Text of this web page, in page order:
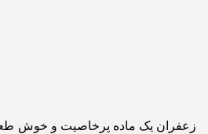
زعفران یک ماده پرخاصیت و خوش